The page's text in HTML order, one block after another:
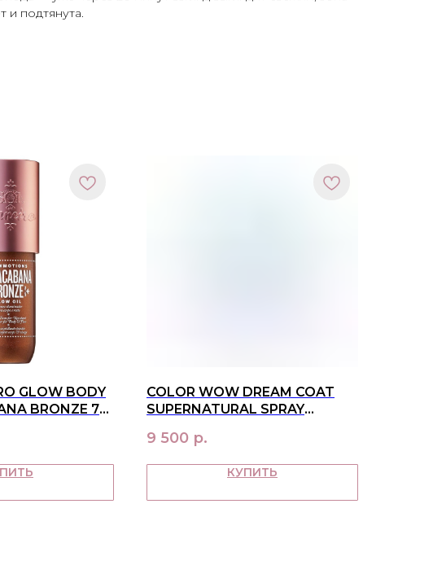
и подтянута.
GLOW BODY
BRONZE 75
COLOR WOW DREAM COAT
SUPERNATURAL SPRAY
9 500 р.
КУПИТЬ